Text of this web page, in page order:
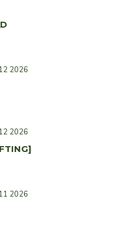
2026
2026
2026